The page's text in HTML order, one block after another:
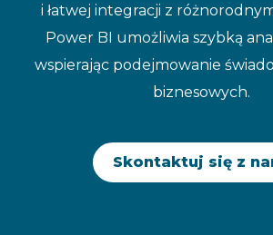
i łatwej integracji z
Power BI umożliwia szybką
wspierając podejmowanie
biznesowych.
Skontaktuj się z